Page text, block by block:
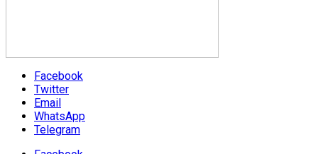
Facebook
Twitter
Email
WhatsApp
Telegram